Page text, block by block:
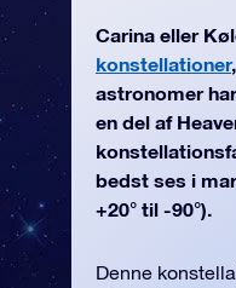
Carina eller
konstellationer
astronomer
en del af
bedst ses i
+20° til -90°).
Denne